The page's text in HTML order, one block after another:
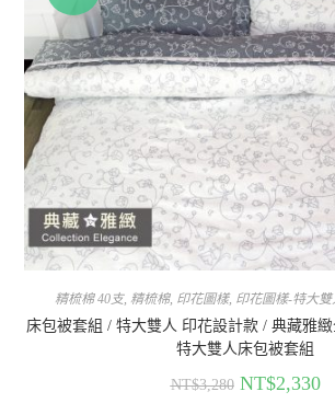
精梳棉 40支, 精梳棉, 印花圖樣, 印花圖樣-特大
床包被套組 / 特大雙人 印花設計款 / 典藏雅
特大雙人床包被套組
NT$3,280 NT$2,330